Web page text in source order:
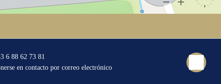
6 88 62 73 81
en contacto por correo electrónico